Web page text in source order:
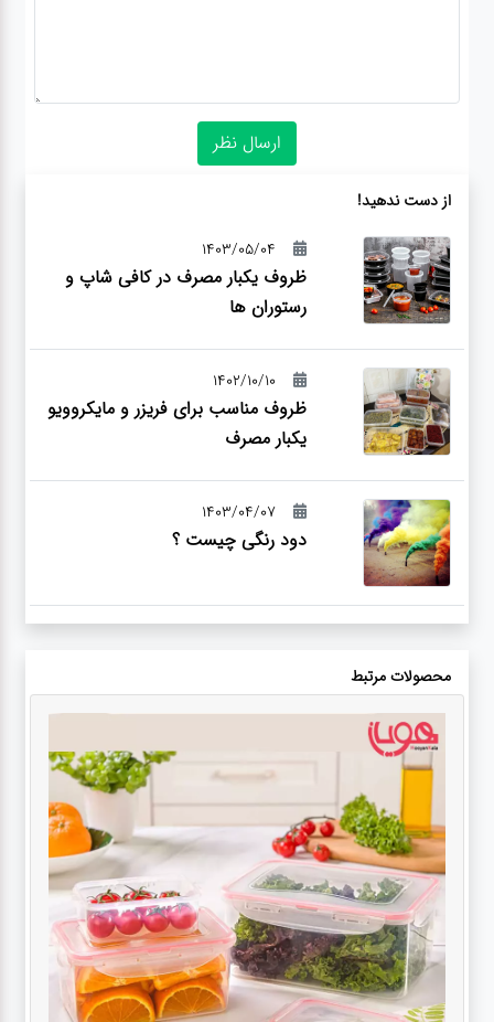
از دست ندهید!
1403/05/04
ظروف یکبار مصرف در کافی شاپ و
رستوران ها
1402/10/10
ظروف مناسب برای فریزر و مایکروویو
یکبار مصرف
1403/04/07
دود رنگی چیست ؟
محصولات مرتبط